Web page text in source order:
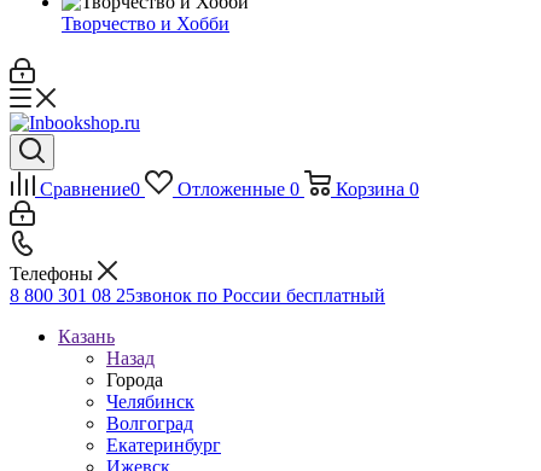
Творчество и Хобби
Сравнение0 Отложенные 0 Корзина 0
Телефоны
8 800 301 08 25звонок по России бесплатный
Казань
Назад
Города
Челябинск
Волгоград
Екатеринбург
Ижевск